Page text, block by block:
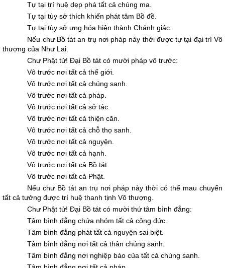
Tự tại trí huệ dẹp phá tất cả chúng ma.
Tự tại tùy sở thích khiến phát tâm Bồ đề.
Tự tại tùy sở ưng hóa hiện thành Chánh giác.
Nếu chư Bồ tát an trụ nơi pháp này thời được tự tại đại trí Vô
thượng của Như Lai.
Chư Phật tử! Ðại Bồ tát có mười pháp vô trước:
Vô trước nơi tất cả thế giới.
Vô trước nơi tất cả chúng sanh.
Vô trước nơi tất cả pháp.
Vô trước nơi tất cả sở tác.
Vô trước nơi tất cả thiện căn.
Vô trước nơi tất cả chỗ thọ sanh.
Vô trước nơi tất cả nguyện.
Vô trước nơi tất cả hạnh.
Vô trước nơi tất cả Bồ tát.
Vô trước nơi tất cả Phật.
Nếu chư Bồ tát an trụ nơi pháp này thời có thể mau chuyển
tất cả tưởng được trí huệ thanh tịnh Vô thượng.
Chư Phật tử! Ðại Bồ tát có mười thứ tâm bình đẳng:
Tâm bình đẳng chứa nhóm tất cả công đức.
Tâm bình đẳng phát tất cả nguyện sai biệt.
Tâm bình đẳng nơi tất cả thân chúng sanh.
Tâm bình đẳng nơi nghiệp báo của tất cả chúng sanh.